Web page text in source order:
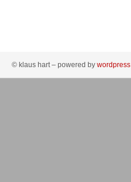
© klaus hart – powered by wordpress